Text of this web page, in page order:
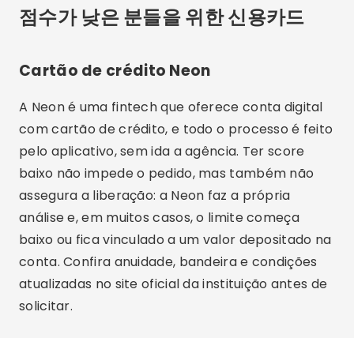
점수가 낮은 분들을 위한 신용카드
Cartão de crédito Neon
A Neon é uma fintech que oferece conta digital
com cartão de crédito, e todo o processo é feito
pelo aplicativo, sem ida a agência. Ter score
baixo não impede o pedido, mas também não
assegura a liberação: a Neon faz a própria
análise e, em muitos casos, o limite começa
baixo ou fica vinculado a um valor depositado na
conta. Confira anuidade, bandeira e condições
atualizadas no site oficial da instituição antes de
solicitar.